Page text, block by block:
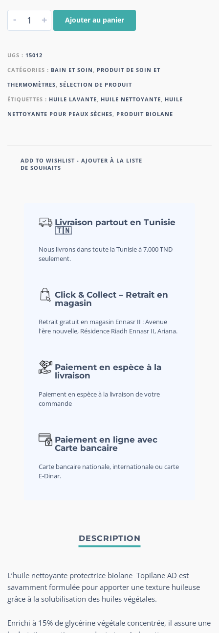
- + Ajouter au panier
UGS : 15012
CATÉGORIES : BAIN ET SOIN
PRODUIT DE SOIN ET
THERMOMÈTRES SÉLECTION DE PRODUIT
ÉTIQUETTES : HUILE LAVANTE HUILE NETTOYANTE
HUILE
NETTOYANTE POUR PEAUX SÈCHES
PRODUIT BIOLANE
ADD TO WISHLIST - AJOUTER À LA LISTE
DE SOUHAITS
Livraison partout en Tunisie
🇹🇳
Nous livrons dans toute la Tunisie à 7,000 TND
seulement.
Click & Collect – Retrait en
magasin
Retrait gratuit en magasin Ennasr II : Avenue
l'ère nouvelle, Résidence Riadh Ennasr II, Ariana.
Paiement en espèce à la
livraison
Paiement en espèce à la livraison de votre
commande
Paiement en ligne avec
Carte bancaire
Carte bancaire nationale, internationale ou carte
E-Dinar.
L’huile nettoyante protectrice biolane Topilane AD est
savamment formulée pour apporter une texture huileuse
grâce à la solubilisation des huiles végétales.
Enrichi à 15% de glycérine végétale concentrée, il assure une